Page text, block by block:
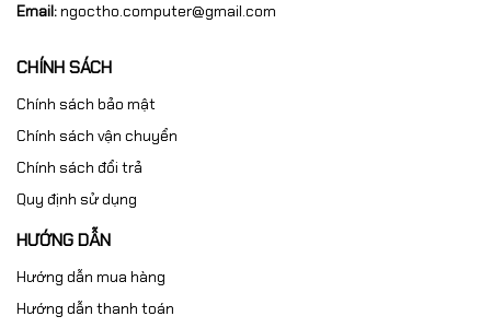
Email:ngoctho.computer@gmail.com
CHÍNH SÁCH
Chính sách bảo mật
Chính sách vận chuyển
Chính sách đổi trả
Quy định sử dụng
HƯỚNG DẪN
Hướng dẫn mua hàng
Hướng dẫn thanh toán